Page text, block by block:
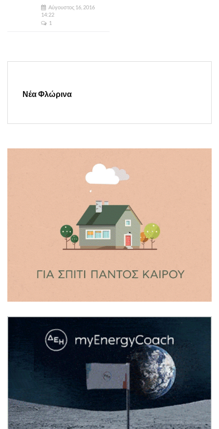
Αύγουστος 16, 2016
14:22
1
Νέα Φλώρινα